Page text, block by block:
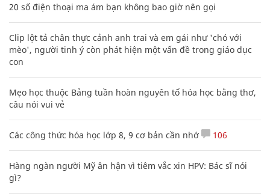
20 số điện thoại ma ám bạn không bao giờ nên gọi
Clip lột tả chân thực cảnh anh trai và em gái như 'chó với
mèo', người tinh ý còn phát hiện một vấn đề trong giáo dục
con
Mẹo học thuộc Bảng tuần hoàn nguyên tố hóa học bằng thơ,
câu nói vui vẻ
Các công thức hóa học lớp 8, 9 cơ bản cần nhớ 106
Hàng ngàn người Mỹ ân hận vì tiêm vắc xin HPV: Bác sĩ nói
gì?